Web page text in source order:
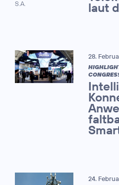
S.A.
laut
28.
24.